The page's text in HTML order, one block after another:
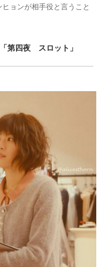
ヒョンが相手役と言うこと
第四夜 スロット」